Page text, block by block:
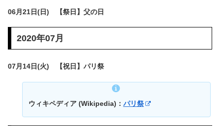
06月21日(日) 【祭日】父の日
2020年07月
07月14日(火) 【祝日】パリ祭
ウィキペディア (Wikipedia)： パリ祭